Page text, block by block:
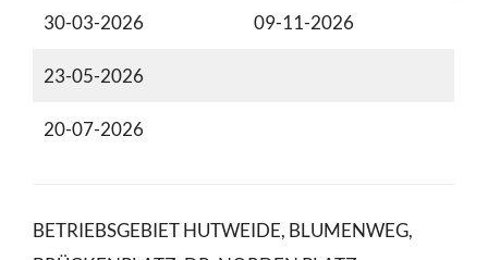
30-03-2026 09-11-2026
23-05-2026
20-07-2026
BETRIEBSGEBIET HUTWEIDE, BLUMENWEG,